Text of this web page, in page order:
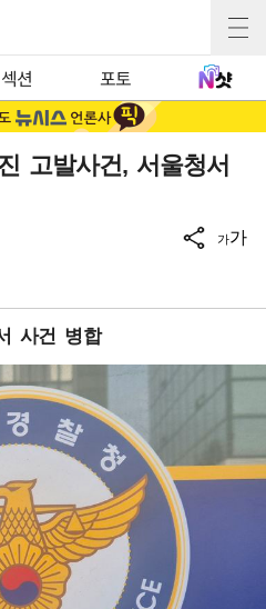
섹션 포토
고발사건, 서울청서
가가
사건 병합